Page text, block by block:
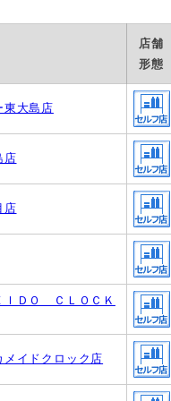
店舗
形態
東大島店
店
店
ＩＤＯ ＣＬＯＣＫ
イドクロック店